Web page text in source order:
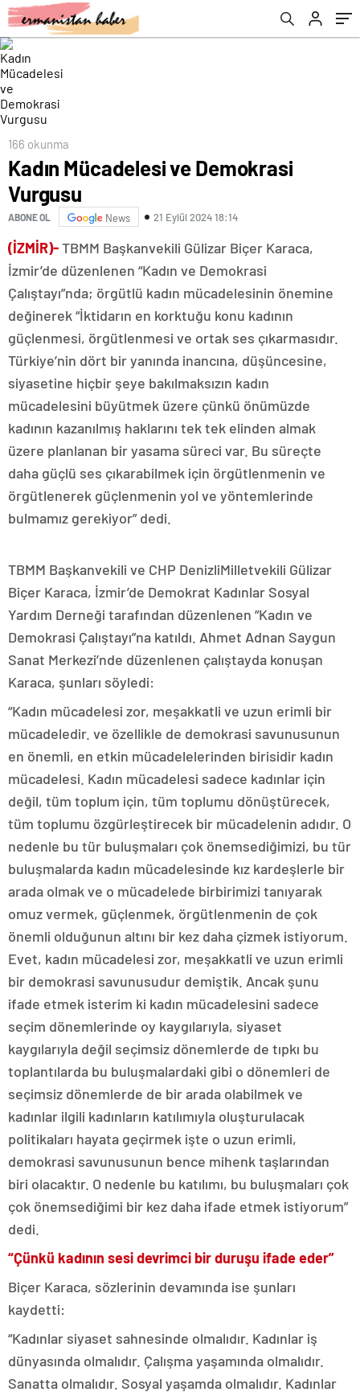
166 okunma
Kadın Mücadelesi ve Demokrasi
Vurgusu
ABONE OL News 21 Eylül 2024 18:14
(İZMİR)-TBMM Başkanvekili Gülizar Biçer Karaca,
İzmir’de düzenlenen “Kadın ve Demokrasi
Çalıştayı”nda; örgütlü kadın mücadelesinin önemine
değinerek “İktidarın en korktuğu konu kadının
güçlenmesi, örgütlenmesi ve ortak ses çıkarmasıdır.
Türkiye’nin dört bir yanında inancına, düşüncesine,
siyasetine hiçbir şeye bakılmaksızın kadın
mücadelesini büyütmek üzere çünkü önümüzde
kadının kazanılmış haklarını tek tek elinden almak
üzere planlanan bir yasama süreci var. Bu süreçte
daha güçlü ses çıkarabilmek için örgütlenmenin ve
örgütlenerek güçlenmenin yol ve yöntemlerinde
bulmamız gerekiyor” dedi.
TBMM Başkanvekili ve CHP DenizliMilletvekili Gülizar
Biçer Karaca, İzmir’de Demokrat Kadınlar Sosyal
Yardım Derneği tarafından düzenlenen “Kadın ve
Demokrasi Çalıştayı”na katıldı. Ahmet Adnan Saygun
Sanat Merkezi’nde düzenlenen çalıştayda konuşan
Karaca, şunları söyledi:
“Kadın mücadelesi zor, meşakkatli ve uzun erimli bir
mücadeledir. ve özellikle de demokrasi savunusunun
en önemli, en etkin mücadelelerinden birisidir kadın
mücadelesi. Kadın mücadelesi sadece kadınlar için
değil, tüm toplum için, tüm toplumu dönüştürecek,
tüm toplumu özgürleştirecek bir mücadelenin adıdır. O
nedenle bu tür buluşmaları çok önemsediğimizi, bu tür
buluşmalarda kadın mücadelesinde kız kardeşlerle bir
arada olmak ve o mücadelede birbirimizi tanıyarak
omuz vermek, güçlenmek, örgütlenmenin de çok
önemli olduğunun altını bir kez daha çizmek istiyorum.
Evet, kadın mücadelesi zor, meşakkatli ve uzun erimli
bir demokrasi savunusudur demiştik. Ancak şunu
ifade etmek isterim ki kadın mücadelesini sadece
seçim dönemlerinde oy kaygılarıyla, siyaset
kaygılarıyla değil seçimsiz dönemlerde de tıpkı bu
toplantılarda bu buluşmalardaki gibi o dönemleri de
seçimsiz dönemlerde de bir arada olabilmek ve
kadınlar ilgili kadınların katılımıyla oluşturulacak
politikaları hayata geçirmek işte o uzun erimli,
demokrasi savunusunun bence mihenk taşlarından
biri olacaktır. O nedenle bu katılımı, bu buluşmaları çok
çok önemsediğimi bir kez daha ifade etmek istiyorum”
dedi.
“Çünkü kadının sesi devrimci bir duruşu ifade eder”
Biçer Karaca, sözlerinin devamında ise şunları
kaydetti:
“Kadınlar siyaset sahnesinde olmalıdır. Kadınlar iş
dünyasında olmalıdır. Çalışma yaşamında olmalıdır.
Sanatta olmalıdır. Sosyal yaşamda olmalıdır. Kadınlar